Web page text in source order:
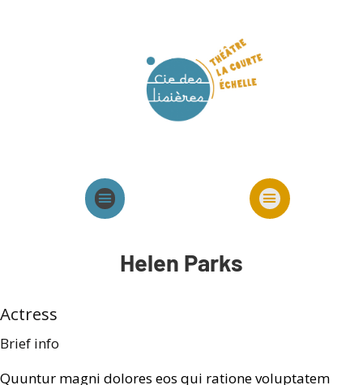
Helen Parks
Spectacles cie
Actress
Brief info
Quuntur magni dolores eos qui ratione voluptatem